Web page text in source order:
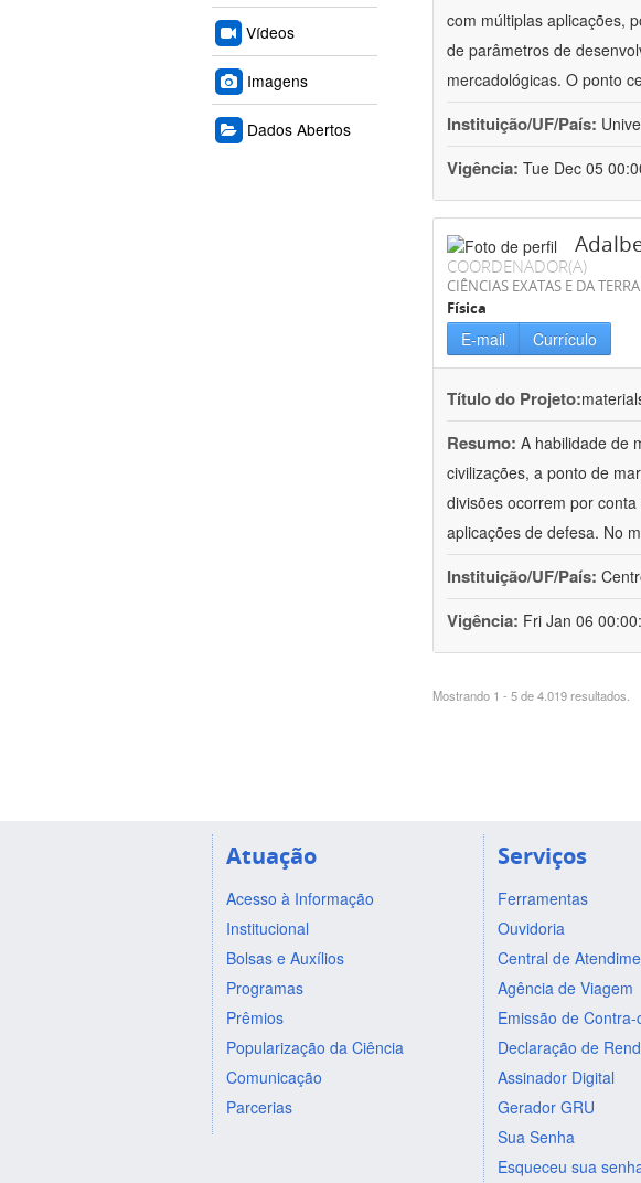
Vídeos
Imagens
Dados Abertos
com múltiplas aplicações,
de parâmetros de
mercadológicas. O ponto
Instituição/UF/País:
Vigência: Tue Dec 05
COORDENADOR(A)
CIÊNCIAS EXATAS E DA TERRA
Física
E-mail Currículo
Título do Projeto:
Resumo: A habilidade de
civilizações, a ponto de
divisões ocorrem por
aplicações de defesa. No
Instituição/UF/País:
Vigência: Fri Jan 06
Mostrando 1 - 5 de 4.019 resultados.
Atuação
Acesso à Informação
Institucional
Bolsas e Auxílios
Programas
Prêmios
Popularização da Ciência
Comunicação
Parcerias
Serviços
Ferramentas
Ouvidoria
Central de
Agência de Viagem
Emissão de
Declaração de
Assinador Digital
Gerador GRU
Sua Senha
Esqueceu sua